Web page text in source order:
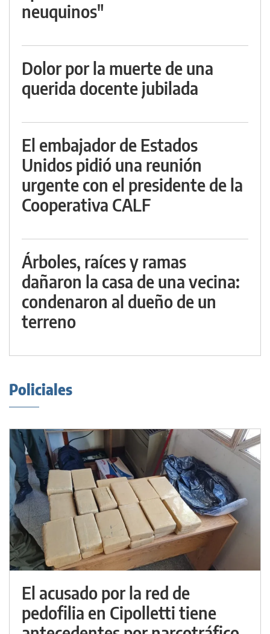
neuquinos"
Dolor por la muerte de una
querida docente jubilada
El embajador de Estados
Unidos pidió una reunión
urgente con el presidente de la
Cooperativa CALF
Árboles, raíces y ramas
dañaron la casa de una vecina:
condenaron al dueño de un
terreno
Policiales
El acusado por la red de
pedofilia en Cipolletti tiene